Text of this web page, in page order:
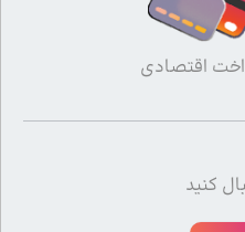
اقتصادی
کنید